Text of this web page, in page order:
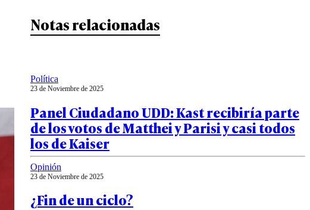
Notas relacionadas
Política
23 de Noviembre de 2025
Panel Ciudadano UDD: Kast recibiría parte
de los votos de Matthei y Parisi y casi todos
los de Kaiser
Opinión
23 de Noviembre de 2025
¿Fin de un ciclo?